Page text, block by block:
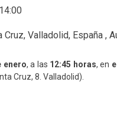
Cruz, Valladolid, España ,
enero, a las 12:45 horas, en
Cruz, 8. Valladolid).